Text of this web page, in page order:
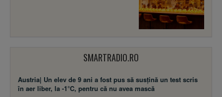
SMARTRADIO.RO
Austria| Un elev de 9 ani a fost pus să susţină un test scris
în aer liber, la -1°C, pentru că nu avea mască